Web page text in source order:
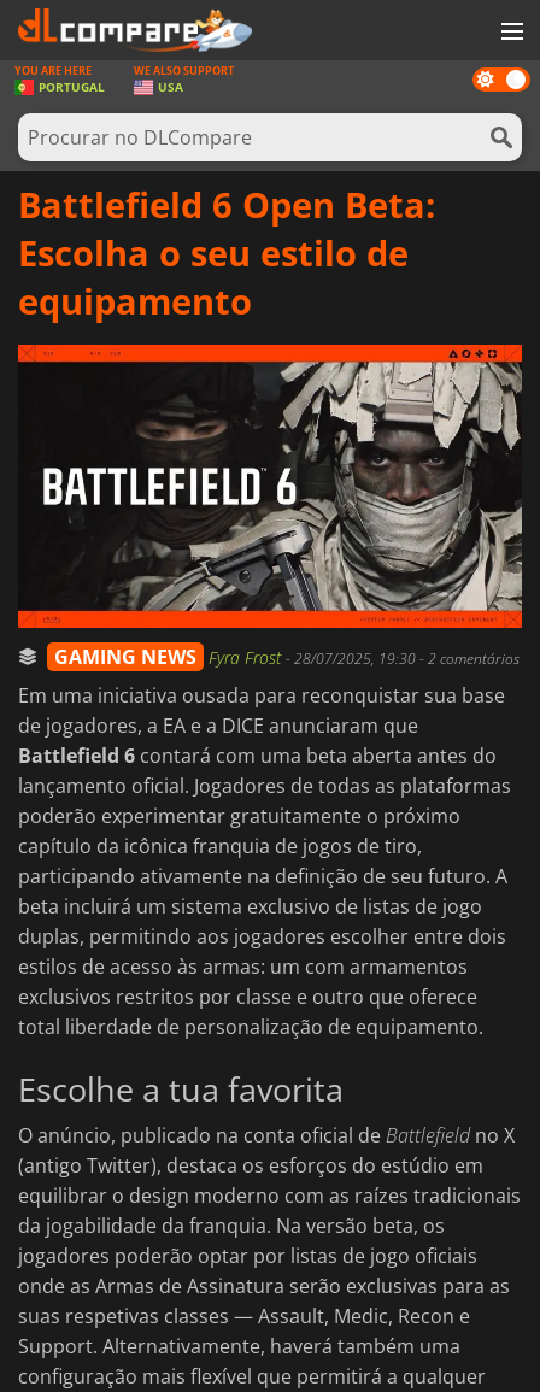
JOGOS
GAME CARDS
SOFTWARE
NOTÍCIAS
Dark
mode
YOU ARE HERE
PORTUGAL
WE ALSO SUPPORT
USA
Battlefield 6 Open Beta:
Escolha o seu estilo de
equipamento
GAMING NEWS Fyra Frost-28/07/2025, 19:30- 2 comentários
Em uma iniciativa ousada para reconquistar sua base
de jogadores, a EA e a DICE anunciaram que
Battlefield 6 contará com uma beta aberta antes do
lançamento oficial. Jogadores de todas as plataformas
poderão experimentar gratuitamente o próximo
capítulo da icônica franquia de jogos de tiro,
participando ativamente na definição de seu futuro. A
beta incluirá um sistema exclusivo de listas de jogo
duplas, permitindo aos jogadores escolher entre dois
estilos de acesso às armas: um com armamentos
exclusivos restritos por classe e outro que oferece
total liberdade de personalização de equipamento.
Escolhe a tua favorita
O anúncio, publicado na conta oficial deBattlefieldno X
(antigo Twitter), destaca os esforços do estúdio em
equilibrar o design moderno com as raízes tradicionais
da jogabilidade da franquia. Na versão beta, os
jogadores poderão optar por listas de jogo oficiais
onde as Armas de Assinatura serão exclusivas para as
suas respetivas classes — Assault, Medic, Recon e
Support. Alternativamente, haverá também uma
configuração mais flexível que permitirá a qualquer